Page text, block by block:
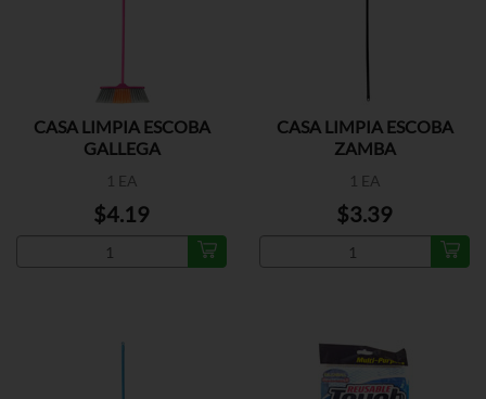
CASA LIMPIA ESCOBA
GALLEGA
1 EA
$4.19
CASA LIMPIA ESCOBA
ZAMBA
1 EA
$3.39